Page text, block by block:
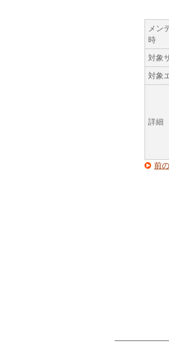
メン
時
対象
対象
詳細
前